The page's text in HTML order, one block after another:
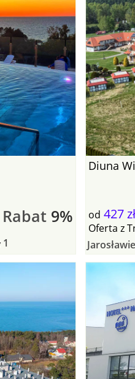
Rabat 9%
1
Diuna
od 427 zł
Oferta z